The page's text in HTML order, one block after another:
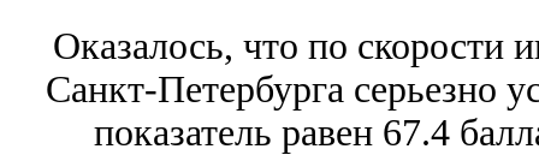
Оказалось, что по скорости
Санкт-Петербурга серьезно
показатель равен 67.4